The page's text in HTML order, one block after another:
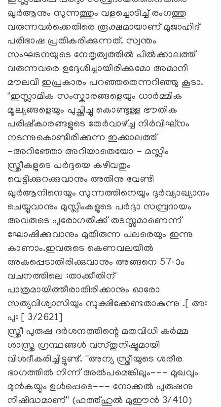
ഖുർആനും സുന്നത്തും വളച്ചൊടിച്ച് രംഗത്തു
വരുന്നവർക്കെതിരെ രൂക്ഷമായാണ് മുജാഹിദ്
പരിഭാഷ പ്രതികരിക്കുന്നത്. സ്വന്തം
സംഘടനയുടെ നേതൃത്വത്തിൽ പിൽക്കാലത്ത്
വരുന്നവരെ ഉദ്ദേശിച്ചായിരിക്കുമോ അമാനി
മൗലവി ഇപ്രകാരം പറഞ്ഞതെന്നറിഞ്ഞു കൂടാ.
"ഇസ്ലാമിക സംസ്കാരങ്ങളെയും ധാർമ്മിക
മൂല്യങ്ങളെയും പുച്ഛിച്ചു കൊണ്ടുള്ള ഭൗതിക
പരിഷ്കാരങ്ങളുടെ തേർവാഴ്ച്ച നിർവിഘ്നം
നടന്നുകൊണ്ടിരിക്കുന്ന ഇക്കാലത്ത്
-അറിഞ്ഞോ അറിയാതെയോ - മസ്ലിം
സ്ത്രീകളുടെ പർദ്ദയെ കഴിവതും
വെട്ടിക്കുറക്കുവാനും അതിനു വേണ്ടി
ഖുർആനിനെയും സുന്നത്തിനെയും ദുർവ്യാഖ്യാനം
ചെയ്യുവാനും മുസ്ലിംകളുടെ പർദ്ദാ സമ്പ്രദായം
അവരുടെ പുരോഗതിക്ക് തടസ്സമാണെന്ന്
ഘോഷിക്കുവാനും മുതിരുന്ന പലരെയും ഇന്നു
കാണാം.ഇവരുടെ കെണവലയിൽ
അകപ്പെടാതിരിക്കുവാനും അങ്ങനെ 57-ാം
വചനത്തിലെ :താക്കീതിന്
പാത്രമായിത്തീരാതിരിക്കാനും ഓരോ
സത്യവിശ്വാസിയും സൂക്ഷിക്കേണ്ടതാകുന്നു .[ അ:
പു: [ 3/2621]
സ്ത്രീ പുരുഷ ദർശനത്തിന്റെ മതവിധി കർമ്മ
ശാസ്ത്ര ഗ്രന്ഥങ്ങൾ വസ്തുനിഷ്ടമായി
വിശദീകരിച്ചിട്ടുണ്ട്. ''അന്യ സ്ത്രീയുടെ ശരീര
ഭാഗത്തിൽ നിന്ന് അൽപമെങ്കിലും--- മുഖവും
മുൻകയ്യും ഉൾപ്പെടെ--- നോക്കൽ പുരുഷനു
നിഷിദ്ധമാണ്'' (ഫത്ത്ഹുൽ മുഈൻ 3/410)